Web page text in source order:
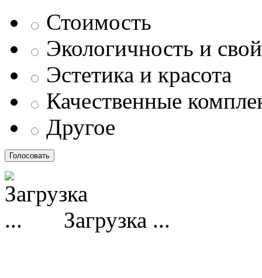
Стоимость
Экологичность и
Эстетика и красота
Качественные
Другое
Загрузка ...